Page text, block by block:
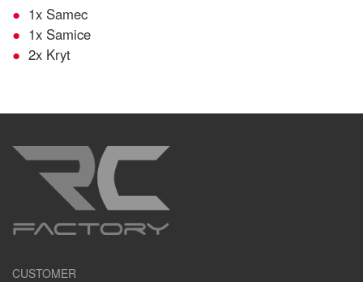
1x Samec
1x Samice
2x Kryt
CUSTOMER